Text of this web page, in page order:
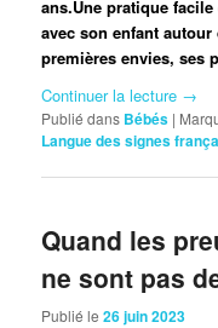
ans.Une pratique
avec son enfant
premières envies, ses
Continuer la lecture →
Publié dans Bébés |
Langue des signes
Quand les
ne sont pas
Publié le26 juin 2023